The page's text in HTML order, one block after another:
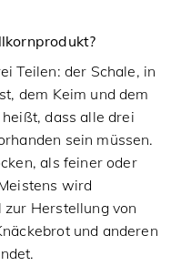
Teilen: der Schale, in
dem Keim und dem
dass alle drei
sein müssen.
als feiner oder
wird
Herstellung von
und anderen